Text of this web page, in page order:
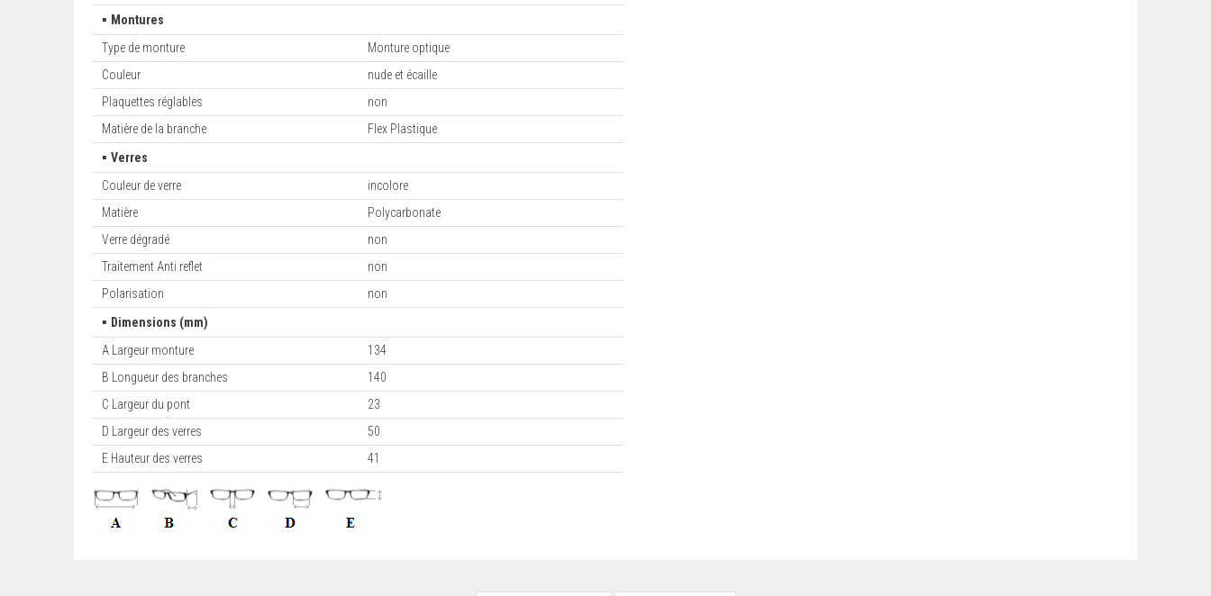
▪ Montures
Type de monture
Monture optique
Couleur
nude et écaille
Plaquettes réglables
non
Matière de la branche
Flex Plastique
▪Verres
Couleur de verre
incolore
Matière
Polycarbonate
Verre dégradé
non
Traitement Anti reflet
non
Polarisation
non
▪ Dimensions (mm)
A Largeur monture
134
B Longueur des branches
140
C Largeur du pont
23
D Largeur des verres
50
E Hauteur des verres
41